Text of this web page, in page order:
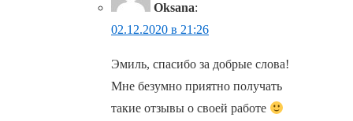
Oksana:
02.12.2020 в 21:26
Эмиль, спасибо за добрые слова!
Мне безумно приятно получать
такие отзывы о своей работе